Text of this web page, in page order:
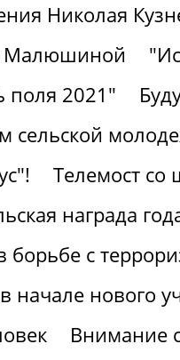
Николая
Малюшиной
поля 2021"
сельской
Телемост
награда
борьбе с
начале нового
Внимание